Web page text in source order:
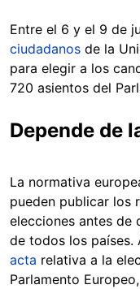
Entre el 6 y el 9 de
ciudadanos de la
para elegir a los
720 asientos del
Depende de
La normativa
pueden publicar los
elecciones antes de
de todos los países.
acta relativa a la
Parlamento